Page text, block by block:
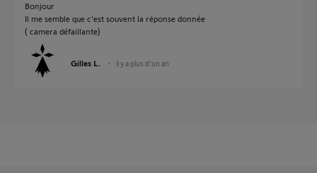
Bonjour
Il me semble que c'est souvent la réponse donnée
( camera défaillante)
Gilles L. il y a plus d'un an